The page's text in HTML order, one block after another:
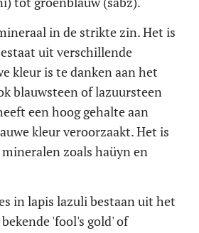
in de strikte zin. Het is
uit verschillende
kleur is te danken aan het
blauwsteen of lazuursteen
een hoog gehalte aan
kleur veroorzaakt. Het is
zoals haüyn en
in lapis lazuli bestaan uit het
'fool's gold' of